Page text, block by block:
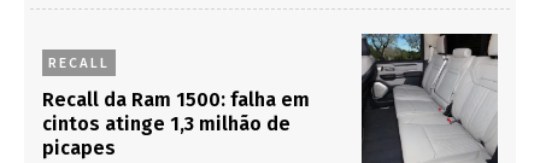
RECALL
Recall da Ram 1500: falha em
cintos atinge 1,3 milhão de
picapes